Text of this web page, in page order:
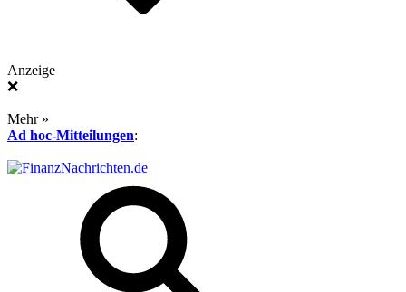
Anzeige
❌
Mehr »
Ad hoc-Mitteilungen: